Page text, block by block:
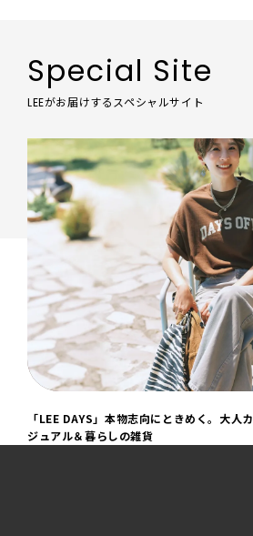
Special Site
LEEがお届けするスペシャルサイト
「LEE DAYS」本物志向にときめく。大人カ
ジュアル＆暮らしの雑貨